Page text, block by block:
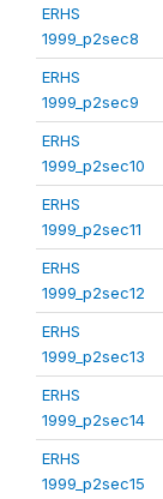
ERHS
1999_p2sec8
ERHS
1999_p2sec9
ERHS
1999_p2sec10
ERHS
1999_p2sec11
ERHS
1999_p2sec12
ERHS
1999_p2sec13
ERHS
1999_p2sec14
ERHS
1999_p2sec15